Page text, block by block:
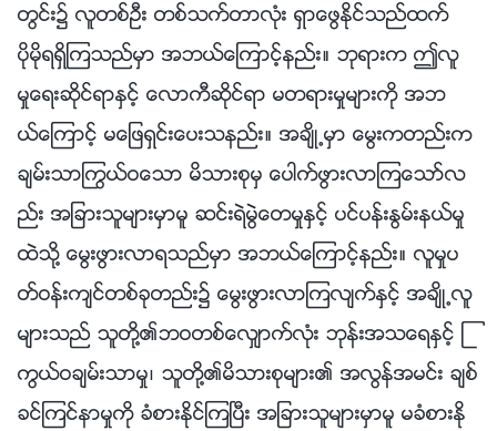
တြင္း၌ လူတစ္ဦး တစ္သက္တာလုံး ရွာေဖြႏိုင္သည္ထက္
ပိုမိုရရွိၾကသည္မွာ အဘယ္ေၾကာင့္နည္း။ ဘုရားက ဤလူ
မႈေရးဆိုင္ရာႏွင့္ ေလာကီဆိုင္ရာ မတရားမႈမ်ားကို အဘ
ယ္ေၾကာင့္ မေျဖရွင္းေပးသနည္း။ အခ်ိဳ႕မွာ ေမြးကတည္းက
ခ်မ္းသာႂကြယ္ဝေသာ မိသားစုမွ ေပါက္ဖြားလာၾကေသာ္လ
ည္း အျခားသူမ်ားမွာမူ ဆင္းရဲမြဲေတမႈႏွင့္ ပင္ပန္းႏြမ္းနယ္မႈ
ထဲသို႔ ေမြးဖြားလာရသည္မွာ အဘယ္ေၾကာင့္နည္း။ လူမႈပ
တ္ဝန္းက်င္တစ္ခုတည္း၌ ေမြးဖြားလာၾကလ်က္ႏွင့္ အခ်ိဳ႕လူ
မ်ားသည္ သူတို႔၏ဘဝတစ္ေလွ်ာက္လုံး ဘုန္းအသေရႏွင့္ ႂ
ကြယ္ဝခ်မ္းသာမႈ၊ သူတို႔၏မိသားစုမ်ား၏ အလြန္အမင္း ခ်စ္
ခင္ၾကင္နာမႈကို ခံစားႏိုင္ၾကၿပီး အျခားသူမ်ားမွာမူ မခံစားႏို